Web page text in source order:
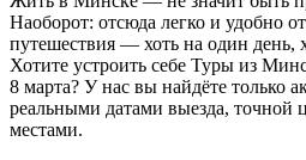
Наоборот: отсюда легко и удобно
путешествия — хоть на один день,
Хотите устроить себе Туры из
8 марта? У нас вы найдёте только
реальными датами выезда, точной
местами.